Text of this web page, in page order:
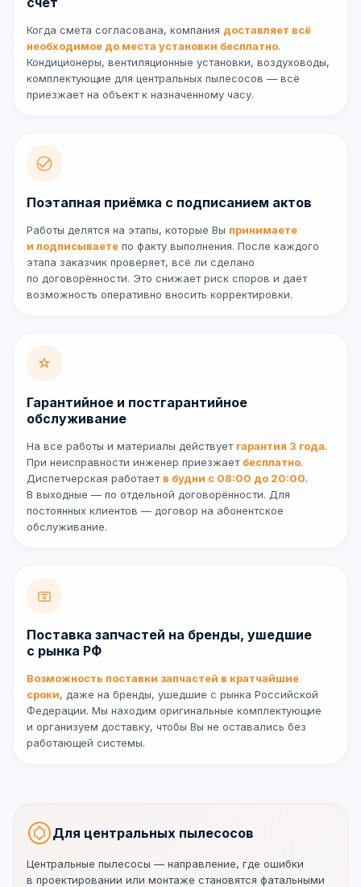
Когда смета согласована, компания доставляет всё
необходимое до места установки бесплатно.
Кондиционеры, вентиляционные установки, воздуховоды,
комплектующие для центральных пылесосов — всё
приезжает на объект к назначенному часу.
Поэтапная приёмка с подписанием актов
Работы делятся на этапы, которые Вы принимаете
и подписываете по факту выполнения. После каждого
этапа заказчик проверяет, всё ли сделано
по договорённости. Это снижает риск споров и даёт
возможность оперативно вносить корректировки.
Гарантийное и постгарантийное
обслуживание
На все работы и материалы действует гарантия 3 года.
При неисправности инженер приезжает бесплатно.
Диспетчерская работает в будни с 08:00 до 20:00.
В выходные — по отдельной договорённости. Для
постоянных клиентов — договор на абонентское
обслуживание.
Поставка запчастей на бренды, ушедшие
с рынка РФ
Возможность поставки запчастей в кратчайшие
сроки, даже на бренды, ушедшие с рынка Российской
Федерации. Мы находим оригинальные комплектующие
и организуем доставку, чтобы Вы не оставались без
работающей системы.
Для центральных пылесосов
Центральные пылесосы — направление, где ошибки
в проектировании или монтаже становятся фатальными